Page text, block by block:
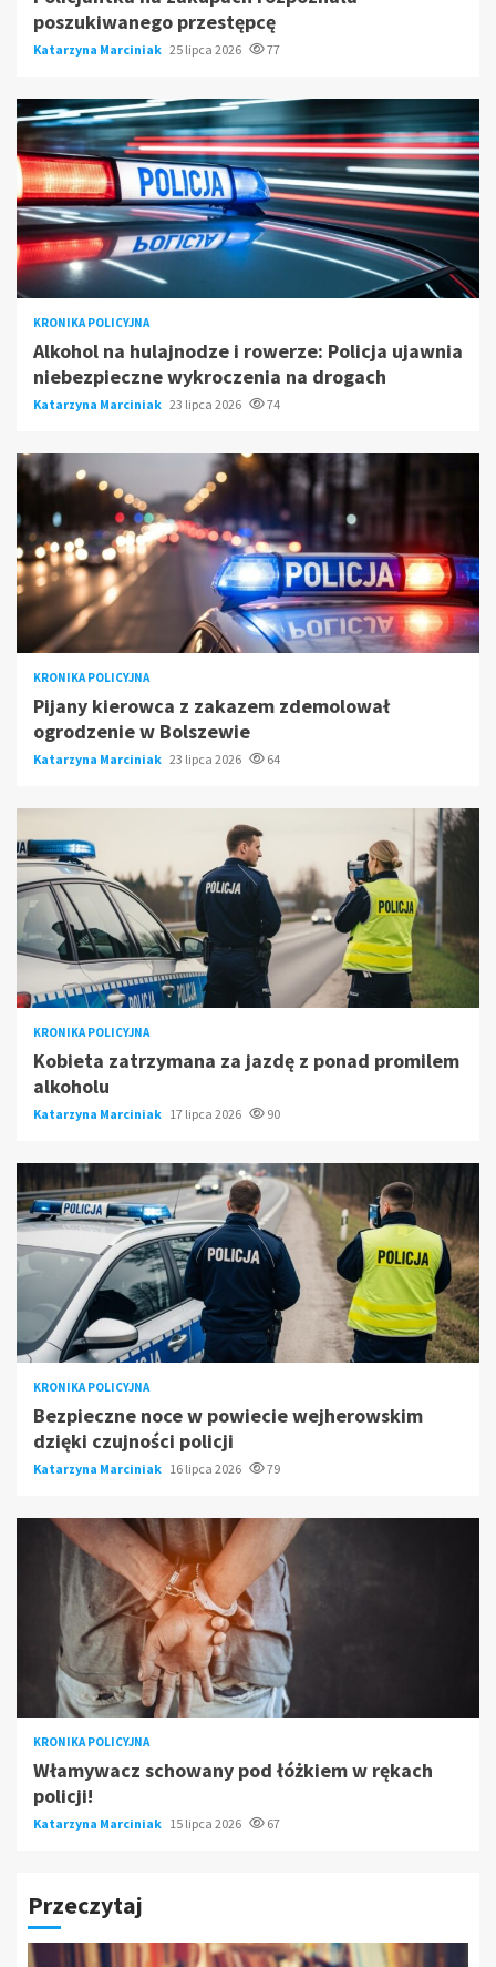
poszukiwanego przestępcę
Katarzyna Marciniak 25 lipca 2026 77
KRONIKA POLICYJNA
Alkohol na hulajnodze i rowerze: Policja ujawnia
niebezpieczne wykroczenia na drogach
Katarzyna Marciniak 23 lipca 2026 74
KRONIKA POLICYJNA
Pijany kierowca z zakazem zdemolował
ogrodzenie w Bolszewie
Katarzyna Marciniak 23 lipca 2026 64
KRONIKA POLICYJNA
Kobieta zatrzymana za jazdę z ponad promilem
alkoholu
Katarzyna Marciniak 17 lipca 2026 90
KRONIKA POLICYJNA
Bezpieczne noce w powiecie wejherowskim
dzięki czujności policji
Katarzyna Marciniak 16 lipca 2026 79
KRONIKA POLICYJNA
Włamywacz schowany pod łóżkiem w rękach
policji!
Katarzyna Marciniak 15 lipca 2026 67
Przeczytaj